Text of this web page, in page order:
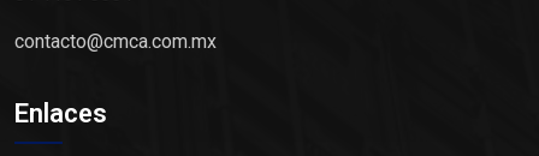
contacto@cmca.com.mx
Enlaces